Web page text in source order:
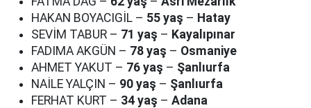
HAKAN BOYACIGİL – 55 yaş – Hatay
SEVİM TABUR – 71 yaş – Kayalıpınar
FADIMA AKGÜN – 78 yaş – Osmaniye
AHMET YAKUT – 76 yaş – Şanlıurfa
NAİLE YALÇIN – 90 yaş – Şanlıurfa
FERHAT KURT – 34 yaş – Adana